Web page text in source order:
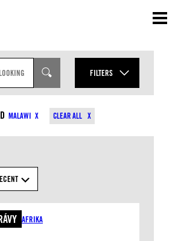
FILTERS
MALAWI CLEAR ALL
AFRIKA